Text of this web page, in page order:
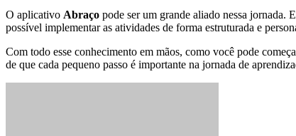
O aplicativo Abraço pode ser um grande aliado nessa jornada.
possível implementar as atividades de forma estruturada e
Com todo esse conhecimento em mãos, como você pode
de que cada pequeno passo é importante na jornada de